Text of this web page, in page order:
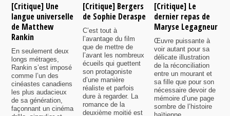
[Critique] Une
langue universelle
de Matthew
Rankin
En seulement deux
longs métrages,
Rankin s’est imposé
comme l’un des
cinéastes canadiens
les plus audacieux
de sa génération,
façonnant un cinéma
[Critique] Bergers
de Sophie Deraspe
C’est tout à
l’avantage du film
que de mettre de
l’avant les nombreux
écueils qui guettent
son protagoniste
d’une manière
réaliste et parfois
dure à regarder. La
romance de la
deuxième moitié est
[Critique] Le
dernier repas de
Maryse Legagneur
Œuvre puissante à
voir autant pour sa
délicate illustration
de la réconciliation
entre un mourant et
sa fille que pour son
nécessaire devoir de
mémoire d’une page
sombre de l’histoire